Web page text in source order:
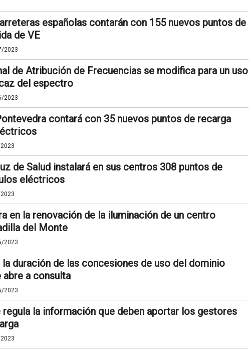
españolas contarán con 155 nuevos puntos de
de VE
2023
de Atribución de Frecuencias se modifica para un uso
del espectro
2023
contará con 35 nuevos puntos de recarga
de Salud instalará en sus centros 308 puntos de
eléctricos
en la renovación de la iluminación de un centro
del Monte
2023
la duración de las concesiones de uso del dominio
a consulta
2023
regula la información que deben aportar los gestores